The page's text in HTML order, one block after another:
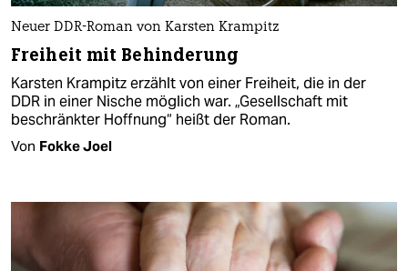
Neuer DDR-Roman von Karsten Krampitz
Freiheit mit Behinderung
Karsten Krampitz erzählt von einer Freiheit, die in der
DDR in einer Nische möglich war. „Gesellschaft mit
beschränkter Hoffnung“ heißt der Roman.
Von Fokke Joel